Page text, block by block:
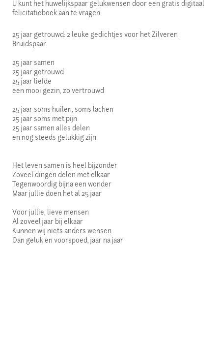
U kunt het huwelijkspaar gelukwensen door een gratis digitaal
felicitatieboek aan te vragen.
25 jaar getrouwd: 2 leuke gedichtjes voor het Zilveren
Bruidspaar
25 jaar samen
25 jaar getrouwd
25 jaar liefde
een mooi gezin, zo vertrouwd
25 jaar soms huilen, soms lachen
25 jaar soms met pijn
25 jaar samen alles delen
en nog steeds gelukkig zijn
Het leven samen is heel bijzonder
Zoveel dingen delen met elkaar
Tegenwoordig bijna een wonder
Maar jullie doen het al 25 jaar
Voor jullie, lieve mensen
Al zoveel jaar bij elkaar
Kunnen wij niets anders wensen
Dan geluk en voorspoed, jaar na jaar